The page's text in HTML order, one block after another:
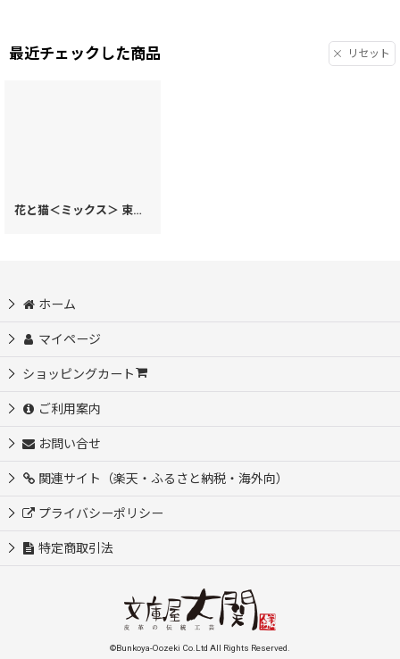
最近チェックした商品 リセット
花と猫＜ミックス＞ 束入れ［t］
ホーム
マイページ
ショッピングカート
ご利用案内
お問い合せ
関連サイト（楽天・ふるさと納税・海外向）
プライバシーポリシー
特定商取引法
©Bunkoya-Oozeki Co.Ltd All Rights Reserved.